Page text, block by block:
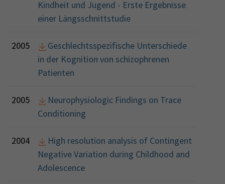
Kindheit und Jugend - Erste Ergebnisse
einer Längsschnittstudie
2005
Geschlechtsspezifische Unterschiede
in der Kognition von schizophrenen
Patienten
2005
Neurophysiologic Findings on Trace
Conditioning
2004
High resolution analysis of Contingent
Negative Variation during Childhood and
Adolescence